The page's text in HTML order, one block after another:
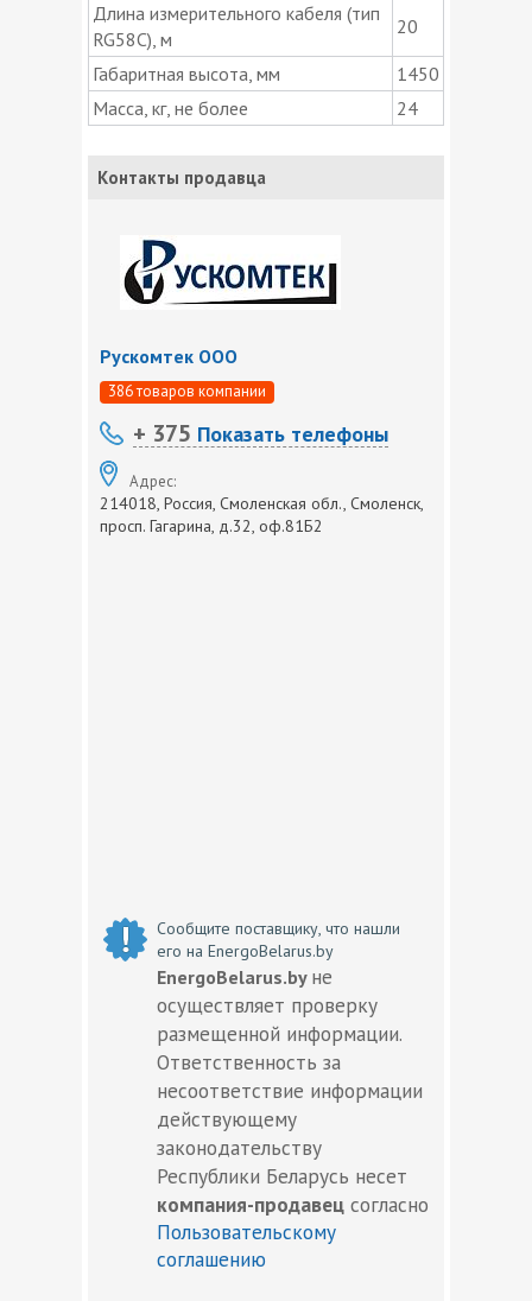
Длина измерительного кабеля (тип
RG58C), м
20
Габаритная высота, мм
1450
Масса, кг, не более
24
Контакты продавца
Рускомтек ООО
386 товаров компании
+ 375 Показать телефоны
Адрес:
214018, Россия, Смоленская обл., Смоленск,
просп. Гагарина, д.32, оф.81Б2
Сообщите поставщику, что нашли
его на EnergoBelarus.by
EnergoBelarus.by не
осуществляет проверку
размещенной информации.
Ответственность за
несоответствие информации
действующему
законодательству
Республики Беларусь несет
компания-продавец согласно
Пользовательскому
соглашению